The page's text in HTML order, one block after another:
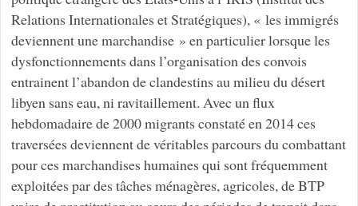
Relations Internationales et Stratégiques), « les immigrés
deviennent une marchandise » en particulier lorsque les
dysfonctionnements dans l’organisation des convois
entrainent l’abandon de clandestins au milieu du désert
libyen sans eau, ni ravitaillement. Avec un flux
hebdomadaire de 2000 migrants constaté en 2014 ces
traversées deviennent de véritables parcours du combattant
pour ces marchandises humaines qui sont fréquemment
exploitées par des tâches ménagères, agricoles, de BTP